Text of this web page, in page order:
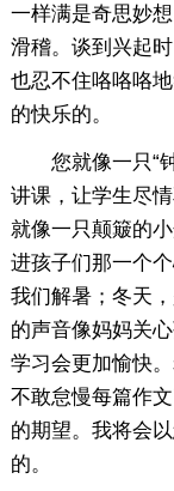
一样满是奇思妙
滑稽。谈到兴起
也忍不住咯咯咯
的快乐的。
您就像一只“钟
讲课，让学生尽
就像一只颠簸的
进孩子们那一个
我们解暑；冬天
的声音像妈妈关
学习会更加愉快
不敢怠慢每篇作
的期望。我将会
的。